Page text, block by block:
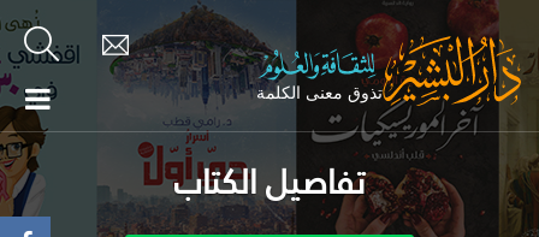
تفاصيل الكتاب